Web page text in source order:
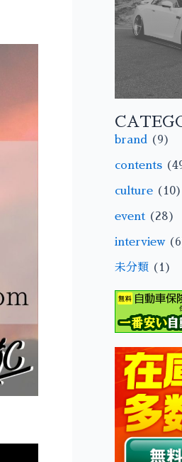
brand (9)
contents
culture (10)
event (28)
interview
未分類 (1)